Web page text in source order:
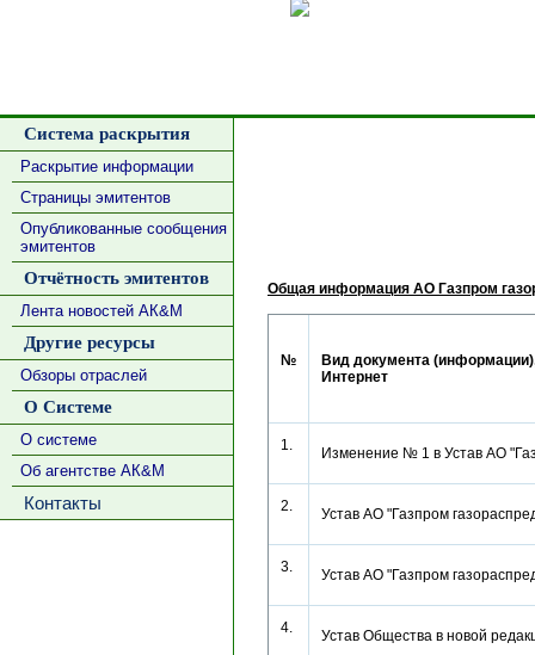
Система раскрытия
Раскрытие информации
Страницы эмитентов
Опубликованные сообщения
эмитентов
Отчётность эмитентов
Лента новостей АК&М
Другие ресурсы
Обзоры отраслей
О Системе
О системе
Об агентстве АК&М
Контакты
Общая информация АО Газпром
№
Вид документа
Интернет
1. Изменение № 1 в Устав АО
2. Устав АО "Газпром
3. Устав АО "Газпром
4. Устав Общества в новой